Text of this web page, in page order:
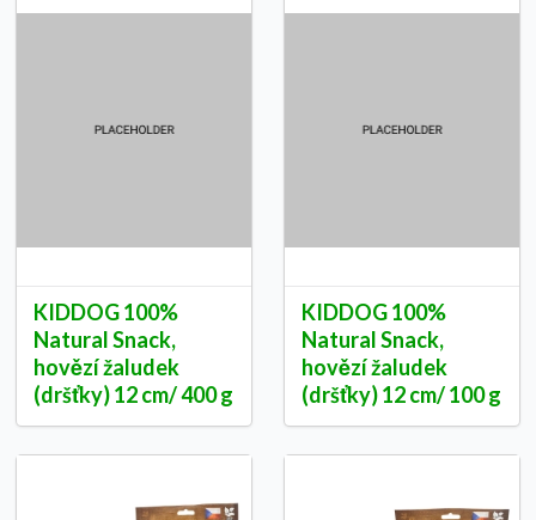
KIDDOG 100%
Natural Snack,
hovězí žaludek
(dršťky) 12 cm/ 400 g
KIDDOG 100%
Natural Snack,
hovězí žaludek
(dršťky) 12 cm/ 100 g